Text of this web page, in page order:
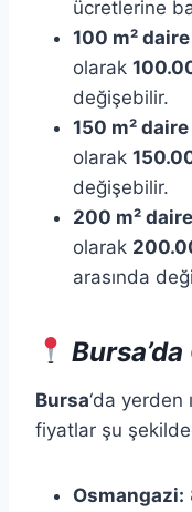
ücretlerine
100 m²
olarak
değişebilir.​
150 m²
olarak
değişebilir.​
200 m²
olarak
arasında
Bursa‘da yerden
fiyatlar şu
Osmangazi: